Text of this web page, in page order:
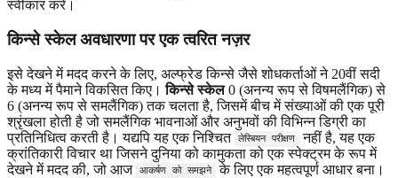
स्वीकार करें।
किन्से स्केल अवधारणा पर एक त्वरित नज़र
इसे देखने में मदद करने के लिए, अल्फ्रेड किन्से जैसे शोधकर्ताओं ने 20वीं सदी
के मध्य में पैमाने विकसित किए।किन्से स्केल0 (अनन्य रूप से विषमलैंगिक) से
6 (अनन्य रूप से समलैंगिक) तक चलता है, जिसमें बीच में संख्याओं की एक पूरी
श्रृंखला होती है जो समलैंगिक भावनाओं और अनुभवों की विभिन्न डिग्री का
प्रतिनिधित्व करती है। यद्यपि यह एक निश्चित लेस्बियन परीक्षण
नहीं है, यह एक
क्रांतिकारी विचार था जिसने दुनिया को कामुकता को एक स्पेक्ट्रम के रूप में
देखने में मदद की, जो आज आकर्षण को समझने के लिए एक महत्वपूर्ण आधार बना।